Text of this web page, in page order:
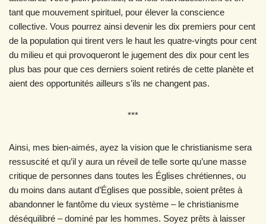
tant que mouvement spirituel, pour élever la conscience
collective. Vous pourrez ainsi devenir les dix premiers pour cent
de la population qui tirent vers le haut les quatre-vingts pour cent
du milieu et qui provoqueront le jugement des dix pour cent les
plus bas pour que ces derniers soient retirés de cette planète et
aient des opportunités ailleurs s’ils ne changent pas.
***
Ainsi, mes bien-aimés, ayez la vision que le christianisme sera
ressuscité et qu’il y aura un réveil de telle sorte qu’une masse
critique de personnes dans toutes les Églises chrétiennes, ou
du moins dans autant d’Églises que possible, soient prêtes à
abandonner le fantôme du vieux système – le christianisme
déséquilibré – dominé par les hommes. Soyez prêts à laisser